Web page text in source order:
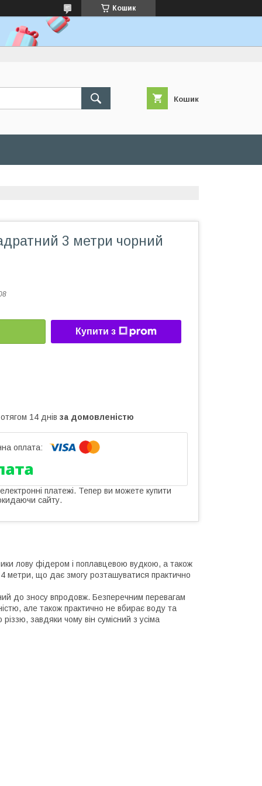
Кошик
Кошик
3 метри чорний
Купити з
14 днів за домовленістю
платежі. Тепер ви можете купити
сайту.
лову фідером і поплавцевою вудкою, а також
метри, що дає змогу розташуватися практично
до зносу впродовж. Безперечним перевагам
але також практично не вбирає воду та
завдяки чому він сумісний з усіма